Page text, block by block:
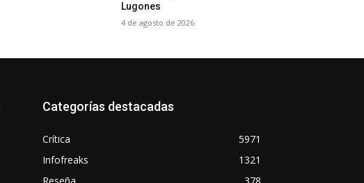
Lugones
4 de agosto de 2026
Categorías destacadas
Crítica
5971
Infofreaks
1321